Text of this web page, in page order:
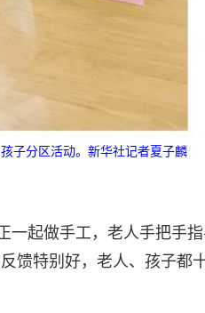
子分区活动。新华社记者夏子麟
一起做手工，老人手把手
馈特别好，老人、孩子都